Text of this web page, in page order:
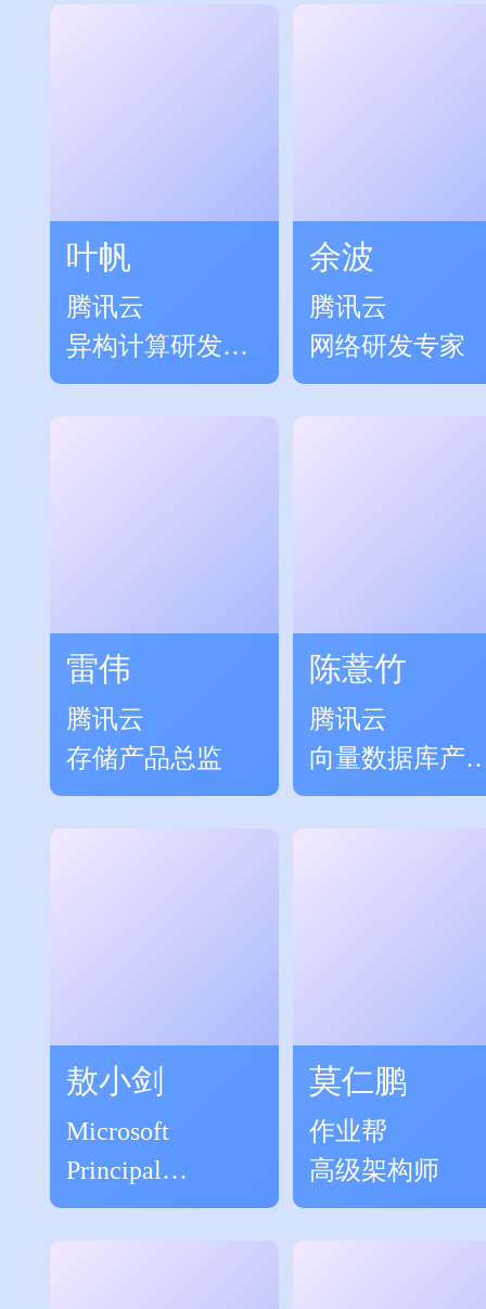
叶帆
腾讯云
异构计算研发负
责人
余波
腾讯云
网络研发专家
雷伟
腾讯云
存储产品总监
陈薏竹
腾讯云
向量数据库产
经理
敖小剑
Microsoft
Principal
Software
Engineer
莫仁鹏
作业帮
高级架构师